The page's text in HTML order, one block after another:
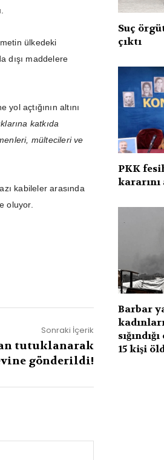
ülkedeki
dışı maddelere
açtığının altını
katkıda
mültecileri ve
kabileler arasında
oluyor.
Sonraki İçerik
tutuklanarak
gönderildi!
Suç
çıktı
PKK
kararını
Barbar
15 kişi